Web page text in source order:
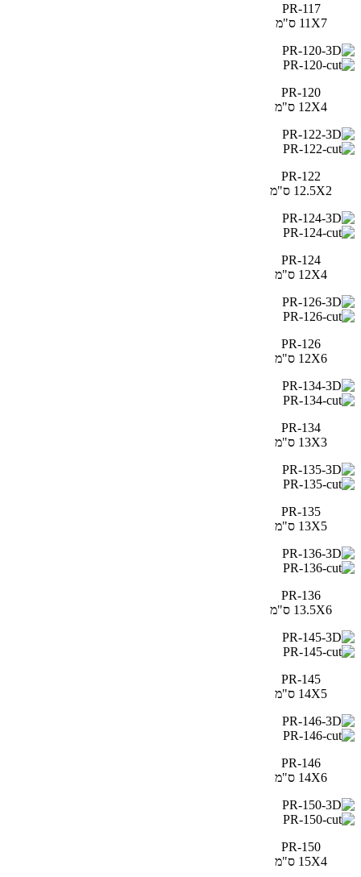
PR-117
11X7 ס"מ
PR-120
12X4 ס"מ
PR-122
12.5X2 ס"מ
PR-124
12X4 ס"מ
PR-126
12X6 ס"מ
PR-134
13X3 ס"מ
PR-135
13X5 ס"מ
PR-136
13.5X6 ס"מ
PR-145
14X5 ס"מ
PR-146
14X6 ס"מ
PR-150
15X4 ס"מ